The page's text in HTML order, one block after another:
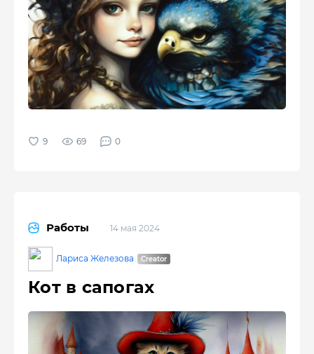
69 0
Работы 14 мая 2024
Лариса Железова
Кот в сапогах